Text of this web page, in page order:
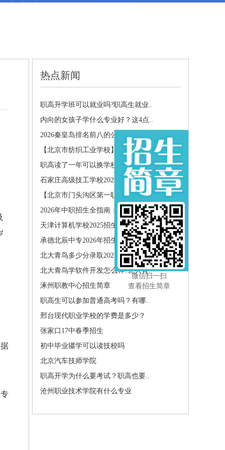
热点新闻
职高升学班可以就业吗?职高生就业..
内向的女孩子学什么专业好？这4点..
2026秦皇岛排名前八的公办中职学..
【北京市纺织工业学校】
职高读了一年可以换学校吗?转学需..
石家庄高级技工学校2026年招生简章
【北京市门头沟区第一职业高中】
2026年中职招生全指南：政策解读..
天津计算机学校2025招生简章
承德北辰中专2026年招生简章
北大青鸟多少分录取2022
北大青鸟学软件开发怎么样?北大青..
涿州职教中心招生简章
职高生可以参加普通高考吗？有哪..
邢台现代职业学校的学费是多少？
张家口17中春季招生
初中毕业辍学可以读技校吗
北京汽车技师学院
职高开学为什么要考试？职高也要..
沧州职业技术学院有什么专业
微信扫一扫
查看招生简章